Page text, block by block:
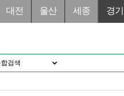
대전 울산 세종 경기